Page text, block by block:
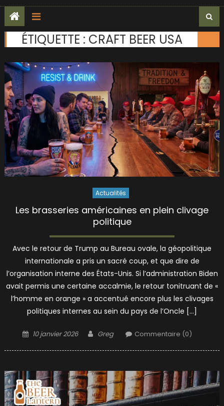
ÉTIQUETTE : CRAFT BEER USA
Actualités
Les brasseries américaines en plein clivage
politique
Avec le retour de Trump au Bureau ovale, la géopolitique
internationale a pris un sacré coup, et que dire de
l’organisation interne des États-Unis. Si l’administration Biden
avait permis une certaine accalmie, le retour tonitruant de «
l’homme en orange » a accentué encore plus les clivages
politiques internes au sein du pays de l’Oncle […]
Posted
10 janvier 2026 Author
Greg Commentaire (0)